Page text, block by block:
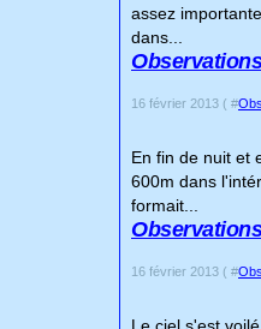
assez
dans...
16 février 2013 ( #
En fin de nuit et
600m dans
formait...
16 février 2013 ( #